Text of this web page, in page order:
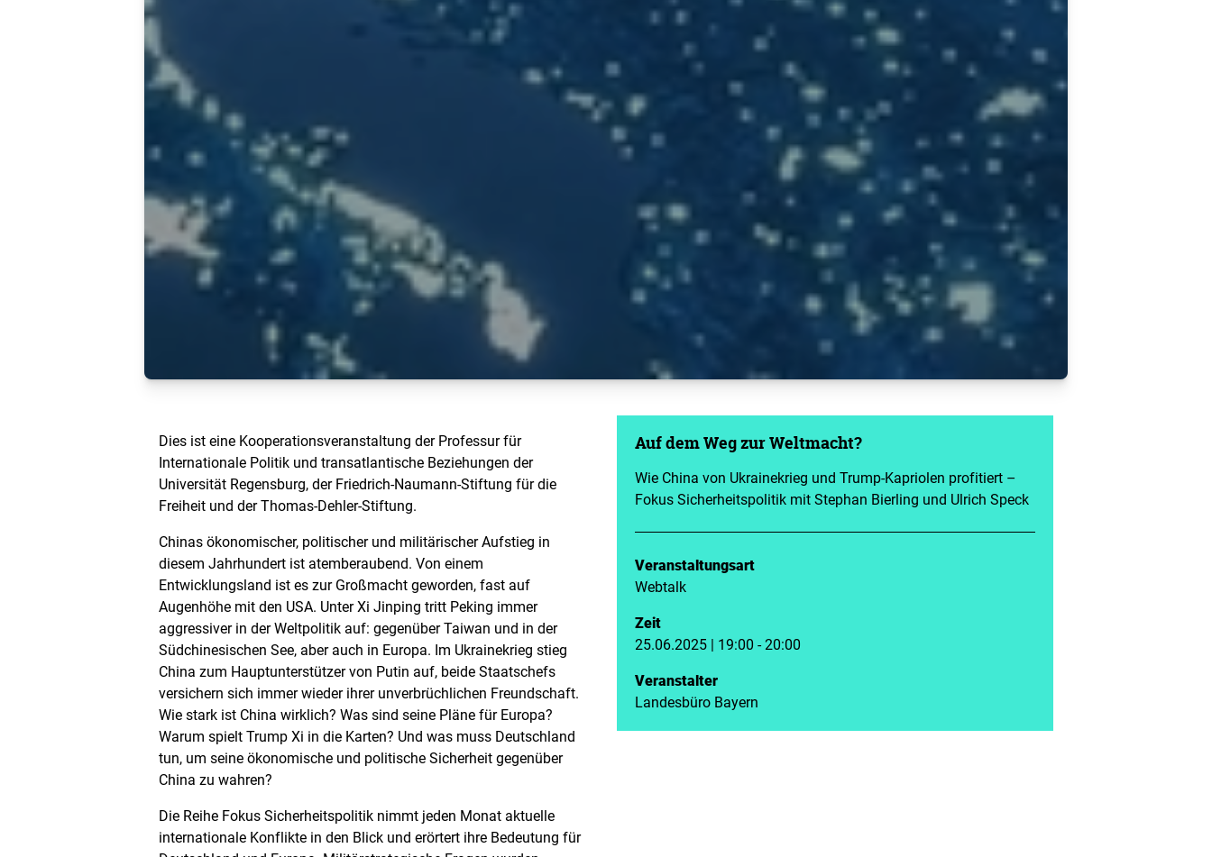
Dies ist eine Kooperationsveranstaltung der Professur für
Internationale Politik und transatlantische Beziehungen der
Universität Regensburg, der Friedrich-Naumann-Stiftung für die
Freiheit und der Thomas-Dehler-Stiftung.
Chinas ökonomischer, politischer und militärischer Aufstieg in
diesem Jahrhundert ist atemberaubend. Von einem
Entwicklungsland ist es zur Großmacht geworden, fast auf
Augenhöhe mit den USA. Unter Xi Jinping tritt Peking immer
aggressiver in der Weltpolitik auf: gegenüber Taiwan und in der
Südchinesischen See, aber auch in Europa. Im Ukrainekrieg stieg
China zum Hauptunterstützer von Putin auf, beide Staatschefs
versichern sich immer wieder ihrer unverbrüchlichen Freundschaft.
Wie stark ist China wirklich? Was sind seine Pläne für Europa?
Warum spielt Trump Xi in die Karten? Und was muss Deutschland
tun, um seine ökonomische und politische Sicherheit gegenüber
China zu wahren?
Die Reihe Fokus Sicherheitspolitik nimmt jeden Monat aktuelle
internationale Konflikte in den Blick und erörtert ihre Bedeutung für
Auf dem Weg zur Weltmacht?
Wie China von Ukrainekrieg und Trump-Kapriolen profitiert –
Fokus Sicherheitspolitik mit Stephan Bierling und Ulrich Speck
Veranstaltungsart
Webtalk
Zeit
25.06.2025 | 19:00 - 20:00
Veranstalter
Landesbüro Bayern